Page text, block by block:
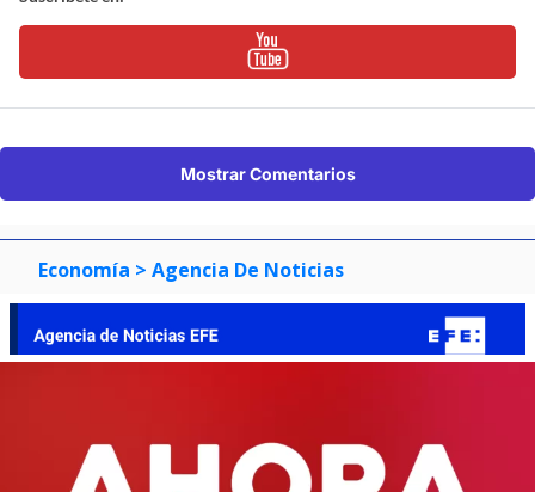
Mostrar Comentarios
Economía > Agencia De Noticias